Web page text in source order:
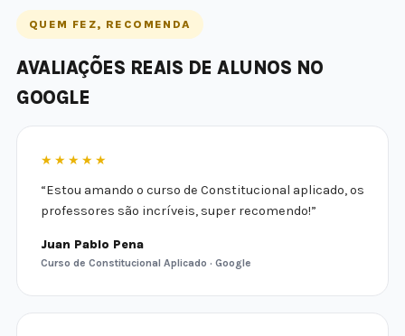
QUEM FEZ, RECOMENDA
AVALIAÇÕES REAIS DE ALUNOS NO
GOOGLE
★★★★★
“Estou amando o curso de Constitucional aplicado, os
professores são incríveis, super recomendo!”
Juan Pablo Pena
Curso de Constitucional Aplicado · Google